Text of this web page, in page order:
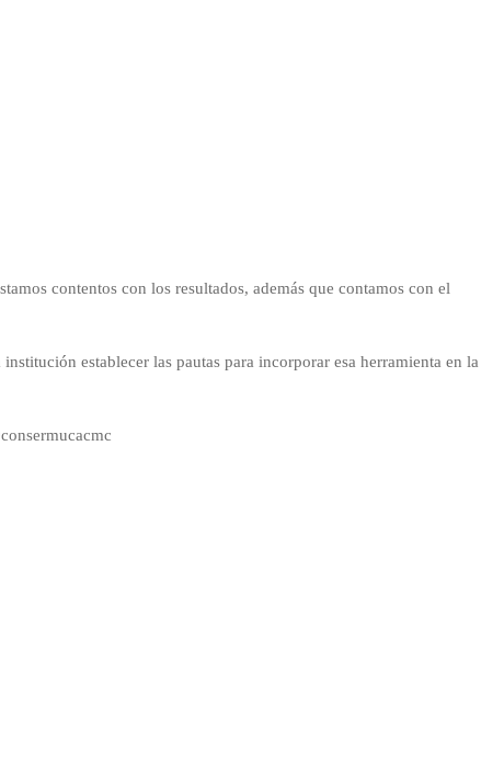
contentos con los resultados, además que contamos con el
establecer las pautas para incorporar esa herramienta en la